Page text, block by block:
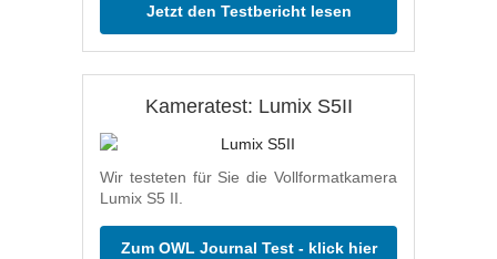
Jetzt den Testbericht lesen
Kameratest: Lumix S5II
Wir testeten für Sie die Vollformatkamera
Lumix S5 II.
Zum OWL Journal Test - klick hier